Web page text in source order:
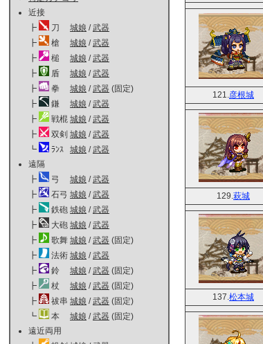
近接
┣
刀 城娘 /武器
┣
槍 城娘 /武器
┣
槌 城娘 /武器
┣
盾 城娘 /武器
┣
拳 城娘 /武器 (固定)
┣
鎌 城娘 /武器
┣
戦棍 城娘 /武器
┣
双剣 城娘 /武器
┗
ﾗﾝｽ 城娘 /武器
遠隔
┣
弓 城娘 /武器
┣
石弓 城娘 /武器
┣
鉄砲 城娘 /武器
┣
大砲 城娘 /武器
┣
歌舞 城娘 /武器 (固定)
┣
法術 城娘 /武器
┣
鈴 城娘 /武器 (固定)
┣
杖 城娘 /武器 (固定)
┣
祓串 城娘 /武器 (固定)
┗
本 城娘 /武器 (固定)
遠近両用
121. 彦根城
129. 萩城
137. 松本城